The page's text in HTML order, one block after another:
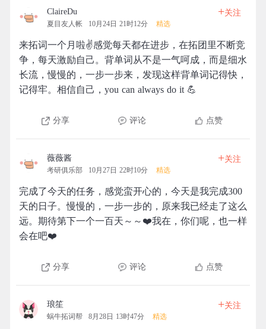
ClaireDu
夏目友人帐 10月24日 21时12分 精选
+关注
来拓词一个月啦✌️感觉每天都在进步，在拓团里不断竞
争，每天激励自己。背单词从不是一气呵成，而是细水
长流，慢慢的，一步一步来，发现这样背单词记得快，
记得牢。相信自己，you can always do it 💪
分享 评论 点赞
薇薇酱
考研俱乐部 10月27日 22时10分 精选
+关注
完成了今天的任务，感觉蛮开心的，今天是我完成300
天的日子。慢慢的，一步一步的，原来我已经走了这么
远。期待第下一个一百天～～❤️我在，你们呢，也一样
会在吧❤️
分享 评论 点赞
琅笙
蜗牛拓词帮 8月28日 13时47分 精选
+关注